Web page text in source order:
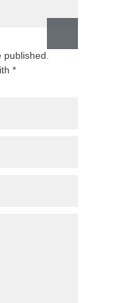
published.
*